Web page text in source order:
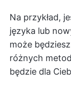
Na przykład,
języka lub
może
różnych
będzie dla